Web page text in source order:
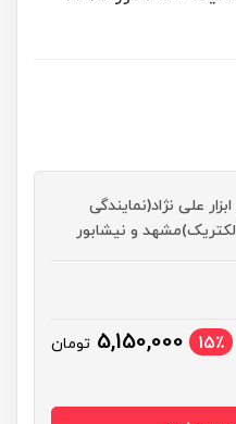
علی نژاد(نمایندگی
و نیشابور
15٪ 5,150,000 تومان